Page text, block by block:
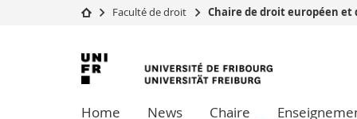
Université
Recherche
Sciences
Faculté de droit Chaire de droit européen et
Université
de
Home News Chaire